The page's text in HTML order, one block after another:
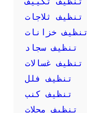
تنظيف ثلاجات
تنظيف خزانات
تنظيف سجاد
تنظيف غسالات
تنظيف فلل
تنظيف كنب
تنظيف محلات